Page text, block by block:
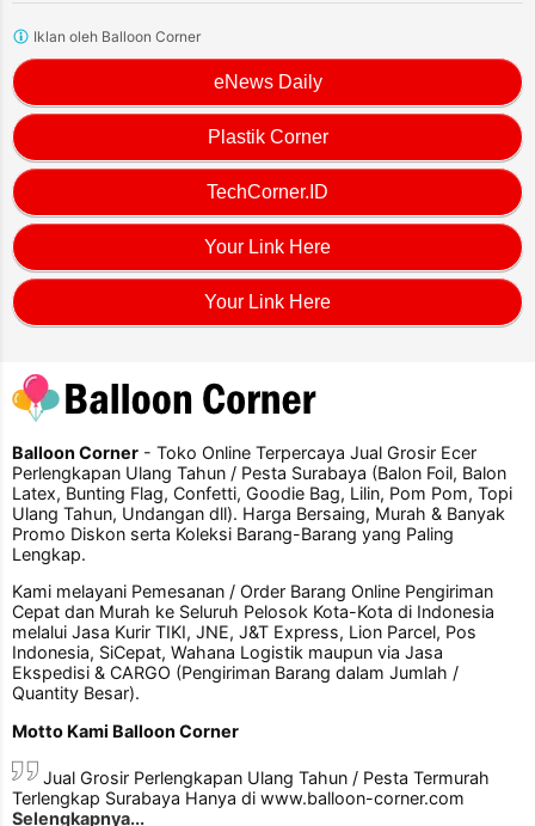
eNews Daily
Plastik Corner
TechCorner.ID
Your Link Here
Your Link Here
Iklan oleh Balloon Corner
Balloon Corner - Toko Online Terpercaya Jual Grosir Ecer
Perlengkapan Ulang Tahun / Pesta Surabaya (Balon Foil, Balon
Latex, Bunting Flag, Confetti, Goodie Bag, Lilin, Pom Pom, Topi
Ulang Tahun, Undangan dll). Harga Bersaing, Murah & Banyak
Promo Diskon serta Koleksi Barang-Barang yang Paling
Lengkap.
Kami melayani Pemesanan / Order Barang Online Pengiriman
Cepat dan Murah ke Seluruh Pelosok Kota-Kota di Indonesia
melalui Jasa Kurir TIKI, JNE, J&T Express, Lion Parcel, Pos
Indonesia, SiCepat, Wahana Logistik maupun via Jasa
Ekspedisi & CARGO (Pengiriman Barang dalam Jumlah /
Quantity Besar).
Motto Kami Balloon Corner
Jual Grosir Perlengkapan Ulang Tahun / Pesta Termurah
Terlengkap Surabaya Hanya di www.balloon-corner.com
Selengkapnya...